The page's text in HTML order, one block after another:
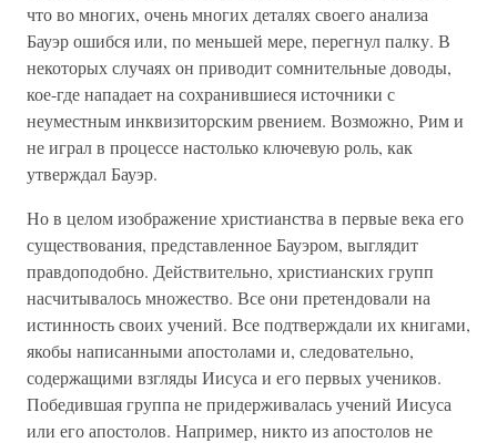
что во многих, очень многих деталях своего анализа
Бауэр ошибся или, по меньшей мере, перегнул палку. В
некоторых случаях он приводит сомнительные доводы,
кое-где нападает на сохранившиеся источники с
неуместным инквизиторским рвением. Возможно, Рим и
не играл в процессе настолько ключевую роль, как
утверждал Бауэр.
Но в целом изображение христианства в первые века его
существования, представленное Бауэром, выглядит
правдоподобно. Действительно, христианских групп
насчитывалось множество. Все они претендовали на
истинность своих учений. Все подтверждали их книгами,
якобы написанными апостолами и, следовательно,
содержащими взгляды Иисуса и его первых учеников.
Победившая группа не придерживалась учений Иисуса
или его апостолов. Например, никто из апостолов не